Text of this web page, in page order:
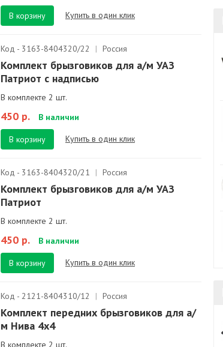
В корзину Купить в один клик
Код - 3163-8404320/22 | Россия
Комплект брызговиков для а/м УАЗ
Патриот с надписью
В комплекте 2 шт.
450 р. В наличии
В корзину Купить в один клик
Код - 3163-8404320/21 | Россия
Комплект брызговиков для а/м УАЗ
Патриот
В комплекте 2 шт.
450 р. В наличии
В корзину Купить в один клик
Код - 2121-8404310/12 | Россия
Комплект передних брызговиков для а/
м Нива 4х4
В комплекте 2 шт.